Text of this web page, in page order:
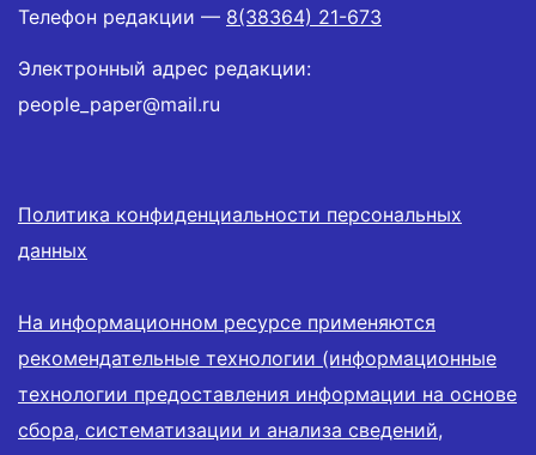
Телефон редакции — 8(38364) 21-673
Электронный адрес редакции:
people_paper@mail.ru
Политика конфиденциальности персональных
данных
На информационном ресурсе применяются
рекомендательные технологии (информационные
технологии предоставления информации на основе
сбора, систематизации и анализа сведений,